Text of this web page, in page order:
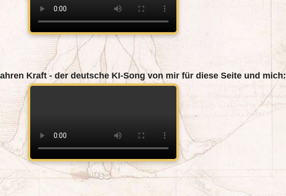
Kraft - der deutsche KI-Song von mir für diese Seite und mich: